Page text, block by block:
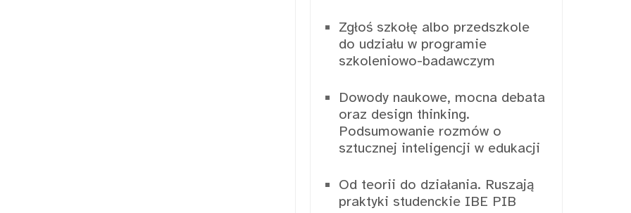
Zgłoś szkołę albo przedszkole
do udziału w programie
szkoleniowo-badawczym
Dowody naukowe, mocna debata
oraz design thinking.
Podsumowanie rozmów o
sztucznej inteligencji w edukacji
Od teorii do działania. Ruszają
praktyki studenckie IBE PIB